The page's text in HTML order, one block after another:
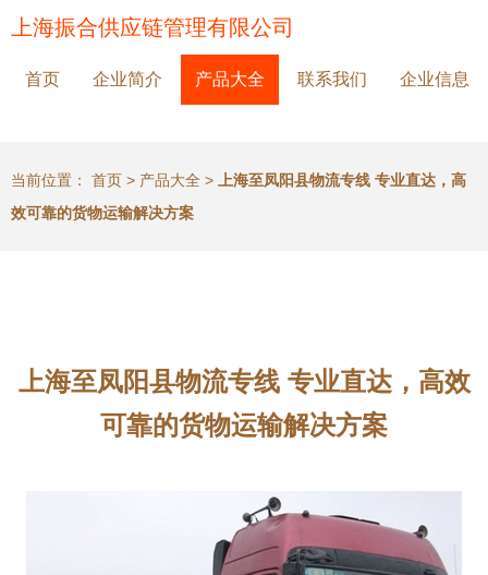
上海振合供应链管理有限公司
首页 企业简介 产品大全 联系我们 企业信息
当前位置： 首页 > 产品大全 >
上海至凤阳县物流专线 专业直达，高
效可靠的货物运输解决方案
上海至凤阳县物流专线 专业直达，高效
可靠的货物运输解决方案